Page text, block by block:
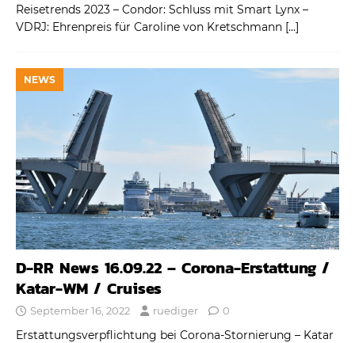
Reisetrends 2023 – Condor: Schluss mit Smart Lynx –
VDRJ: Ehrenpreis für Caroline von Kretschmann […]
NEWS
D-RR News 16.09.22 – Corona-Erstattung /
Katar-WM / Cruises
September 16, 2022 ruediger 0
Erstattungsverpflichtung bei Corona-Stornierung – Katar